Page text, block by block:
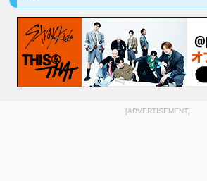
[ADVERTISEMENT]